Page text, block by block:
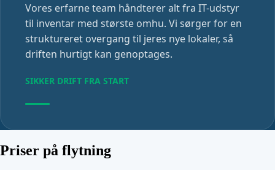
Vores erfarne team håndterer alt fra IT-udstyr
til inventar med største omhu. Vi sørger for en
struktureret overgang til jeres nye lokaler, så
driften hurtigt kan genoptages.
SIKKER DRIFT FRA START
Priser på flytning